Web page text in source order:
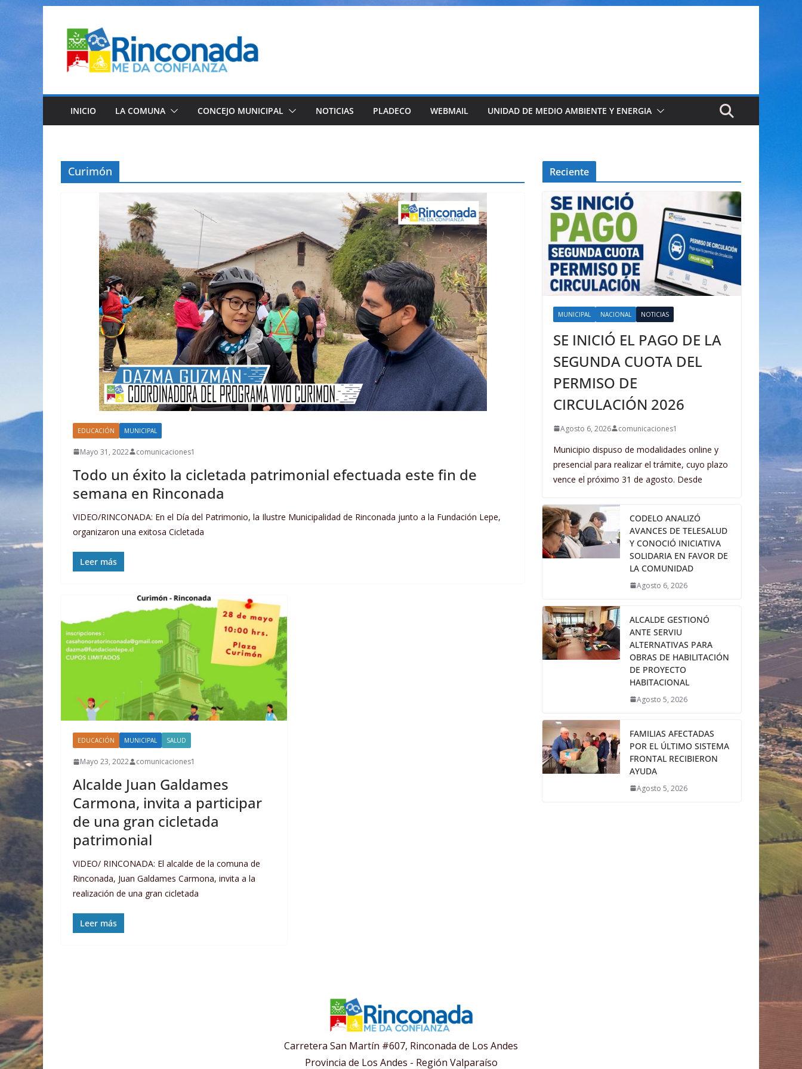
Saltar
contenido
INICIO LA COMUNA CONCEJO MUNICIPAL NOTICIAS PLADECO WEBMAIL UNIDAD DE MEDIO AMBIENTE Y ENERGIA
Curimón
EDUCACIÓN MUNICIPAL
Mayo 31, 2022 comunicaciones1
Todo un éxito la cicletada patrimonial efectuada este fin de
semana en Rinconada
VIDEO/RINCONADA: En el Día del Patrimonio, la Ilustre Municipalidad de Rinconada junto a la Fundación Lepe,
organizaron una exitosa Cicletada
Leer más
EDUCACIÓN MUNICIPAL SALUD
Mayo 23, 2022 comunicaciones1
Alcalde Juan Galdames
Carmona, invita a participar
de una gran cicletada
patrimonial
VIDEO/ RINCONADA: El alcalde de la comuna de
Rinconada, Juan Galdames Carmona, invita a la
realización de una gran cicletada
Leer más
Reciente
MUNICIPAL NACIONAL NOTICIAS
SE INICIÓ EL PAGO DE LA
SEGUNDA CUOTA DEL
PERMISO DE
CIRCULACIÓN 2026
Agosto 6, 2026 comunicaciones1
Municipio dispuso de modalidades online y
presencial para realizar el trámite, cuyo plazo
vence el próximo 31 de agosto. Desde
CODELO ANALIZÓ
AVANCES DE TELESALUD
Y CONOCIÓ INICIATIVA
SOLIDARIA EN FAVOR DE
LA COMUNIDAD
Agosto 6, 2026
ALCALDE GESTIONÓ
ANTE SERVIU
ALTERNATIVAS PARA
OBRAS DE HABILITACIÓN
DE PROYECTO
HABITACIONAL
Agosto 5, 2026
FAMILIAS AFECTADAS
POR EL ÚLTIMO SISTEMA
FRONTAL RECIBIERON
AYUDA
Agosto 5, 2026
Carretera San Martín #607, Rinconada de Los Andes
Provincia de Los Andes - Región Valparaíso